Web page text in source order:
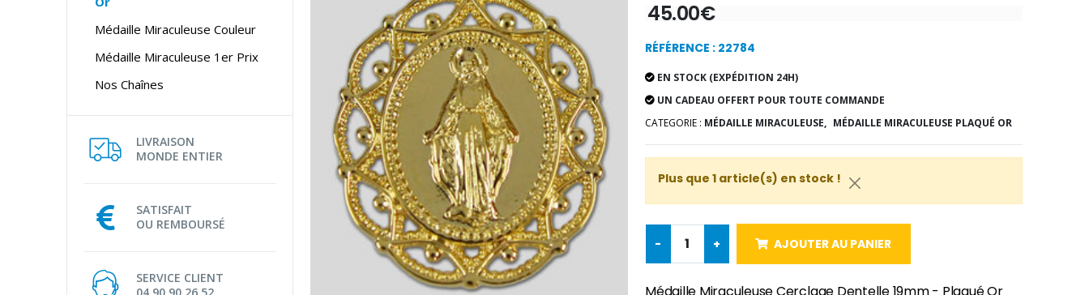
Médaille Miraculeuse Couleur
Médaille Miraculeuse 1er Prix
Nos Chaînes
LIVRAISON
MONDE ENTIER
SATISFAIT
OU REMBOURSÉ
SERVICE CLIENT
45.00€
RÉFÉRENCE : 22784
EN STOCK (EXPÉDITION 24H)
UN CADEAU OFFERT POUR TOUTE COMMANDE
CATEGORIE : MÉDAILLE MIRACULEUSE, MÉDAILLE MIRACULEUSE PLAQUÉ OR
Plus que 1 article(s) en stock !
- + AJOUTER AU PANIER